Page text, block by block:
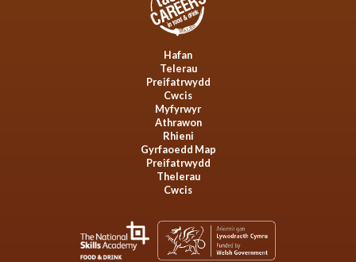
Hafan
Telerau
Preifatrwydd
Cwcis
Myfyrwyr
Athrawon
Rhieni
Gyrfaoedd Map
Preifatrwydd
Thelerau
Cwcis